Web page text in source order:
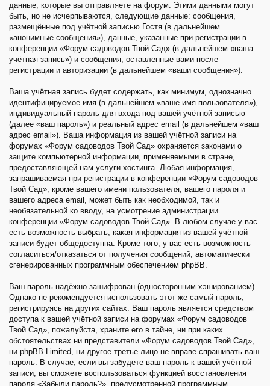
данные, которые вы отправляете на форум. Этими данными могут
быть, но не исчерпываются, следующие данные: сообщения,
размещённые под учётной записью Гостя (в дальнейшем
«анонимные сообщения»), данные, указанные при регистрации в
конференции «Форум садоводов Твой Сад» (в дальнейшем «ваша
учётная запись») и сообщения, оставленные вами после
регистрации и авторизации (в дальнейшем «ваши сообщения»).
Ваша учётная запись будет содержать, как минимум, однозначно
идентифицируемое имя (в дальнейшем «ваше имя пользователя»),
индивидуальный пароль для входа под вашей учётной записью
(далее «ваш пароль») и реальный адрес email (в дальнейшем «ваш
адрес email»). Ваша информация из вашей учётной записи на
форумах «Форум садоводов Твой Сад» охраняется законами о
защите компьютерной информации, применяемыми в стране,
предоставляющей нам услуги хостинга. Любая информация,
запрашиваемая при регистрации в конференции «Форум садоводов
Твой Сад», кроме вашего имени пользователя, вашего пароля и
вашего адреса email, может быть как необходимой, так и
необязательной ко вводу, на усмотрение администрации
конференции «Форум садоводов Твой Сад». В любом случае у вас
есть возможность выбрать, какая информация из вашей учётной
записи будет общедоступна. Кроме того, у вас есть возможность
согласиться/отказаться от получения сообщений, автоматически
сгенерированных программным обеспечением phpBB.
Ваш пароль надёжно зашифрован (односторонним хэшированием).
Однако не рекомендуется использовать этот же самый пароль,
регистрируясь на других сайтах. Ваш пароль является средством
доступа к вашей учётной записи на форумах «Форум садоводов
Твой Сад», пожалуйста, храните его в тайне, ни при каких
обстоятельствах ни представители «Форум садоводов Твой Сад»,
ни phpBB Limited, ни другое третье лицо не вправе спрашивать ваш
пароль. В случае, если вы забудете ваш пароль к вашей учётной
записи, вы сможете воспользоваться функцией восстановления
пароля «Забыли пароль?», предусмотренной программным